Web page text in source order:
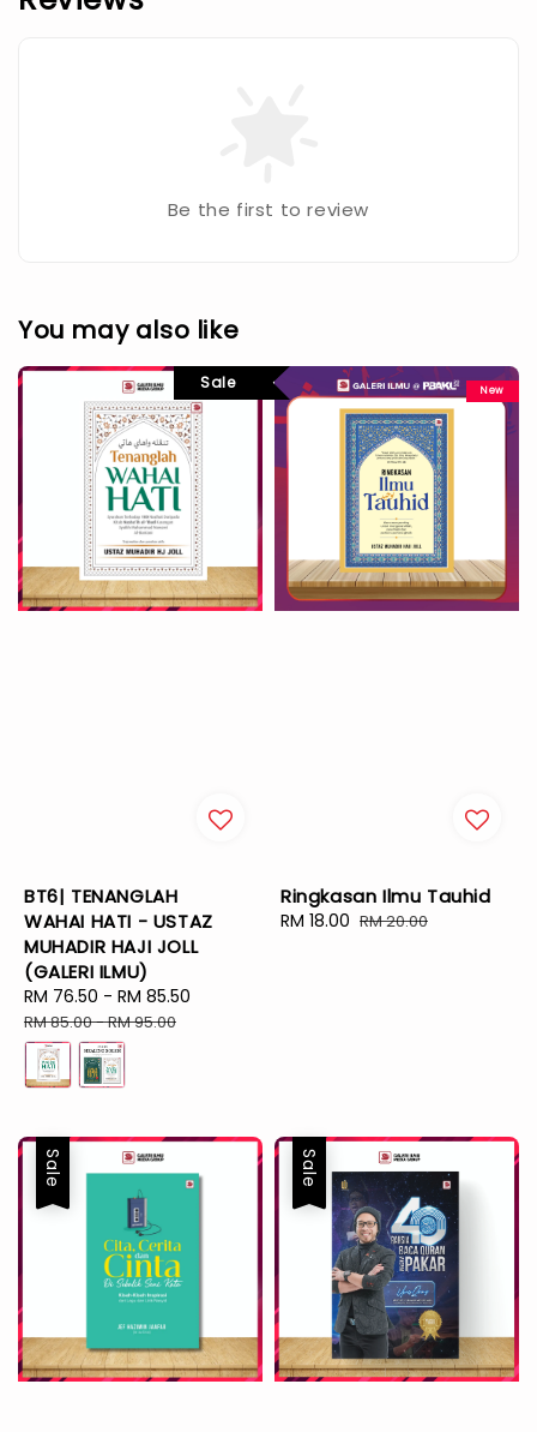
Be the first to review
You may also like
Sale
BT6| TENANGLAH
WAHAI HATI - USTAZ
MUHADIR HAJI JOLL
(GALERI ILMU)
Sale
price
RM 76.50 - RM 85.50
RM 85.00-RM 95.00
New
Ringkasan Ilmu Tauhid
Sale
RM 18.00 Regular
RM 20.00
Sale Sale